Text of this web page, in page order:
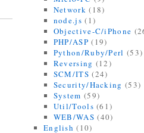
Network (18)
node.js (1)
Objective-C/iPhone
PHP/ASP (19)
Python/Ruby/Perl (53)
Reversing (12)
SCM/ITS (24)
Security/Hacking (53)
System (59)
Util/Tools (61)
WEB/WAS (40)
English (10)